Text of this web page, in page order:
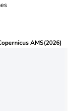
AMS(2026)